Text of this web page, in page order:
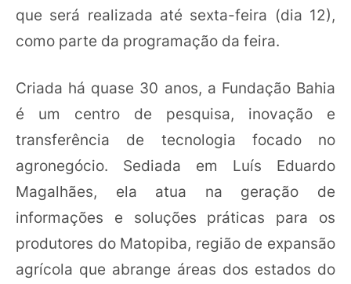
que será realizada até sexta-feira (dia 12),
como parte da programação da feira.
Criada há quase 30 anos, a Fundação Bahia
é um centro de pesquisa, inovação e
transferência de tecnologia focado no
agronegócio. Sediada em Luís Eduardo
Magalhães, ela atua na geração de
informações e soluções práticas para os
produtores do Matopiba, região de expansão
agrícola que abrange áreas dos estados do